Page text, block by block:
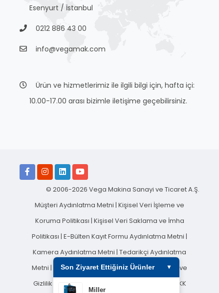
Esenyurt / İstanbul
0212 886 43 00
info@vegamak.com
Ürün ve hizmetlerimiz ile ilgili bilgi için, hafta içi:
10.00-17.00 arası bizimle iletişime geçebilirsiniz.
© 2006-2026 Vega Makina Sanayi ve Ticaret A.Ş.
Müşteri Aydınlatma Metni | Kişisel Veri İşleme ve
Koruma Politikası | Kişisel Veri Saklama ve İmha
Politikası | E-Bülten Kayıt Formu Aydınlatma Metni |
Kamera Aydınlatma Metni | Tedarikçi Aydınlatma
Metni | Sosyal Medya Aydınlatma Metni
Çerez ve
Gizlilik Politikası
KVKK
Son Ziyaret Ettiğiniz Ürünler ▼
Miller